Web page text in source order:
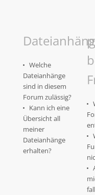
Welche
Dateianhänge
sind in diesem
Forum zulässig?
Kann ich eine
Übersicht all
meiner
Dateianhänge
erhalten?